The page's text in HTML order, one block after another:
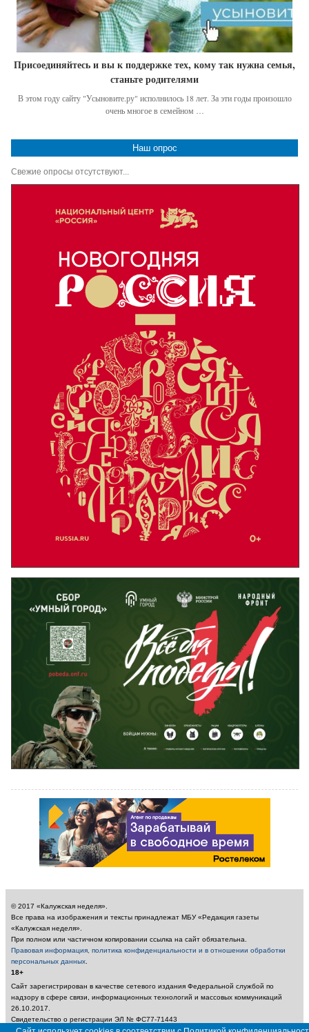
Присоединяйтесь и вы к поддержке тех, кому так нужна семья,
станьте родителями
В этом году сайту "Усыновите.ру" исполнилось 18 лет. За эти годы произошло
очень многое в семейном …
Наш опрос
Свежие опросы отсутствуют...
© 2017 «Калужская неделя».
Все права на изображения и тексты принадлежат МБУ «Редакция газеты
«Калужская неделя».
При полном или частичном копировании ссылка на сайт обязательна.
Правовая информация, политика конфиденциальности и в отношении обработки
персональных данных
18+
Сайт зарегистрирован в качестве сетевого издания Федеральной службой по
надзору в сфере связи, информационных технологий и массовых коммуникаций
26.10.2017.
Свидетельство о регистрации ЭЛ № ФС77-71443
Учредитель: Муниципальное бюджетное учреждение «Редакция газеты «Калужская